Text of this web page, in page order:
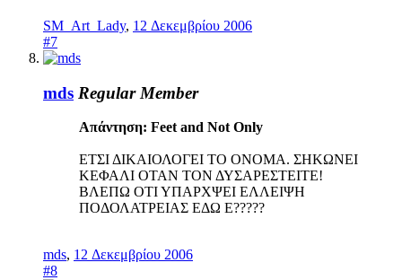
SM_Art_Lady, 12 Δεκεμβρίου 2006
#7
mds Regular Member
Απάντηση: Feet and Not Only
ΕΤΣΙ ΔΙΚΑΙΟΛΟΓΕΙ ΤΟ ΟΝΟΜΑ. ΣΗΚΩΝΕΙ
ΚΕΦΑΛΙ ΟΤΑΝ ΤΟΝ ΔΥΣΑΡΕΣΤΕΙΤΕ!
ΒΛΕΠΩ ΟΤΙ ΥΠΑΡΧΨΕΙ ΕΛΛΕΙΨΗ
ΠΟΔΟΛΑΤΡΕΙΑΣ ΕΔΩ Ε?????
mds, 12 Δεκεμβρίου 2006
#8